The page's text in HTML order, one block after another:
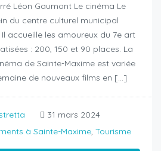
Léon Gaumont Le cinéma Le
du centre culturel municipal
accueille les amoureux du 7e art
: 200, 150 et 90 places. La
de Sainte-Maxime est variée
de nouveaux films en […]
31 mars 2024
à Sainte-Maxime, Tourisme